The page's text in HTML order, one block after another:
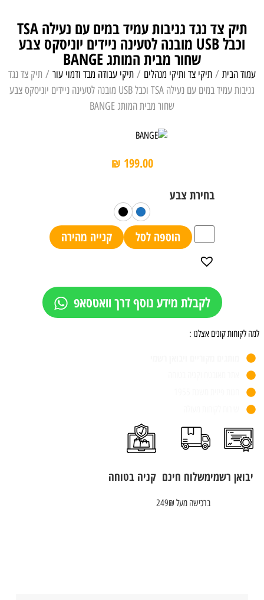
תיק צד נגד גניבות עמיד במים עם נעילה TSA
וכבל USB מובנה לטעינה ניידים יוניסקס צבע
שחור מבית המותג BANGE
עמוד הבית / תיקי צד ותיקי מנהלים / תיקי עבודה מבד ודמוי עור / תיק צד נגד
גניבות עמיד במים עם נעילה TSA וכבל USB מובנה לטעינה ניידים יוניסקס צבע
שחור מבית המותג BANGE
₪ 199.00
הוספה לסל קנייה מהירה
לקבלת מידע נוסף דרך וואטסאפ
למה לקוחות קונים אצלנו :
יבואן רשמימשלוח חינם
ברכישה מעל 249₪
קניה בטוחה